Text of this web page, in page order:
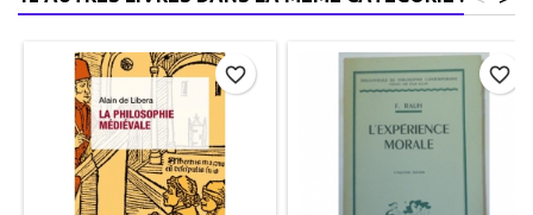
favorite_border favorite_border